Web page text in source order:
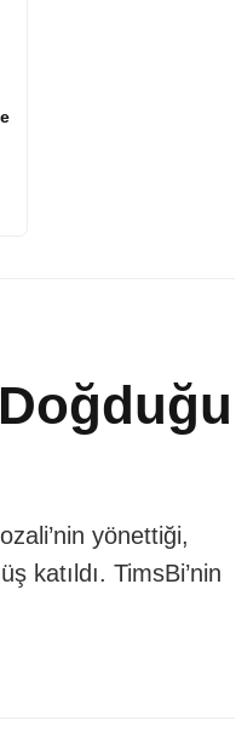
yönettiği,
katıldı. TimsBi’nin